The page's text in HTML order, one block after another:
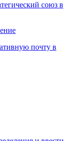
союз в
почту в